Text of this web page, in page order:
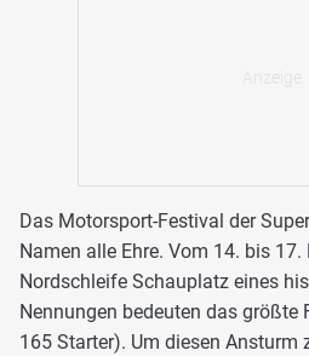
Das Motorsport-Festival der
Namen alle Ehre. Vom 14. bis
Nordschleife Schauplatz eines
Nennungen bedeuten das größte
165 Starter). Um diesen Ansturm